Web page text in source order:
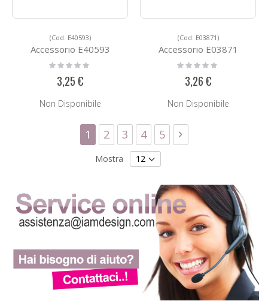
(Cod. E40593)
Accessorio E40593
Rating:
0%
3,25 €
Non Disponibile
(Cod. E03871)
Accessorio E03871
Rating:
0%
3,26 €
Non Disponibile
Pagina
Attualmente stai leggendo la
1 Pagina
2 Pagina
3 Pagina
4 Pagina
5 Pagina
Successivo
Mostra